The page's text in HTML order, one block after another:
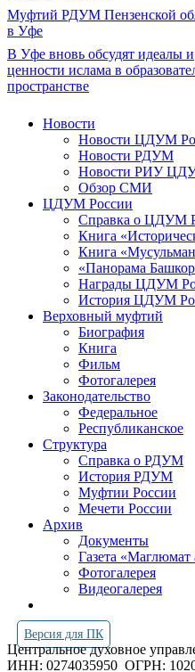
Муфтий РДУМ Пензенской
в Уфе
В Уфе вновь обсудят идеалы и
ценности ислама в
пространстве
Новости
Новости ЦДУМ
Новости РДУМ
Новости РИУ
Обзор СМИ
ЦДУМ России
Справка о ЦДУМ
Книга
Книга
«Панорама
Награды ЦДУМ
История ЦДУМ
Верховный муфтий
Биография
Книга
Фильм
Фотогалерея
Законодательство
Федеральное
Республиканское
Структура
Справка о РДУМ
История РДУМ
Муфтии России
Мечети России
Архив
Документы
Газета «Маглюмат
Фотогалерея
Видеогалерея
Версия для ПК
Центральное духовное
ИНН: 0274035950 ОГРН: